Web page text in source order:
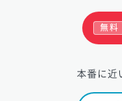
無料
本番に近